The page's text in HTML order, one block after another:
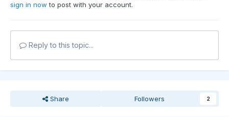
sign in now to post with your account.
Reply to this topic...
Share Followers 2